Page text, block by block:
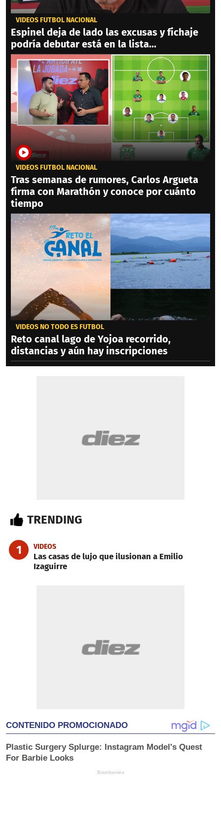
VIDEOS FÚTBOL NACIONAL
Espinel deja de lado las excusas y fichaje
podría debutar está en la lista...
VIDEOS FÚTBOL NACIONAL
Tras semanas de rumores, Carlos Argueta
firma con Marathón y conoce por cuánto
tiempo
VIDEOS NO TODO ES FÚTBOL
Reto canal lago de Yojoa recorrido,
distancias y aún hay inscripciones
TRENDING
1 VIDEOS
Las casas de lujo que ilusionan a Emilio
Izaguirre